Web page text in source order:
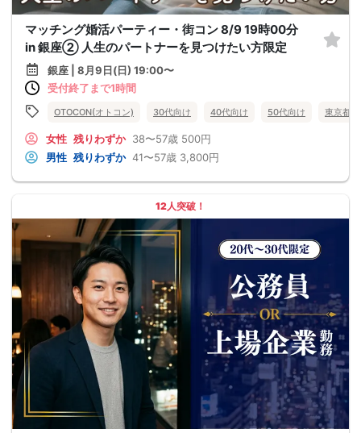
マッチング婚活パーティー・街コン 8/9 19時00分
in 銀座② 人生のパートナーを見つけたい方限定
銀座 | 8月9日(日) 19:00〜
受付終了まで1時間
OTOCON(オトコン) 30代向け 40代向け 50代向け 東京都
女性 残りわずか 38〜57歳 500円
男性 残りわずか 41〜57歳 3,800円
12人突破！